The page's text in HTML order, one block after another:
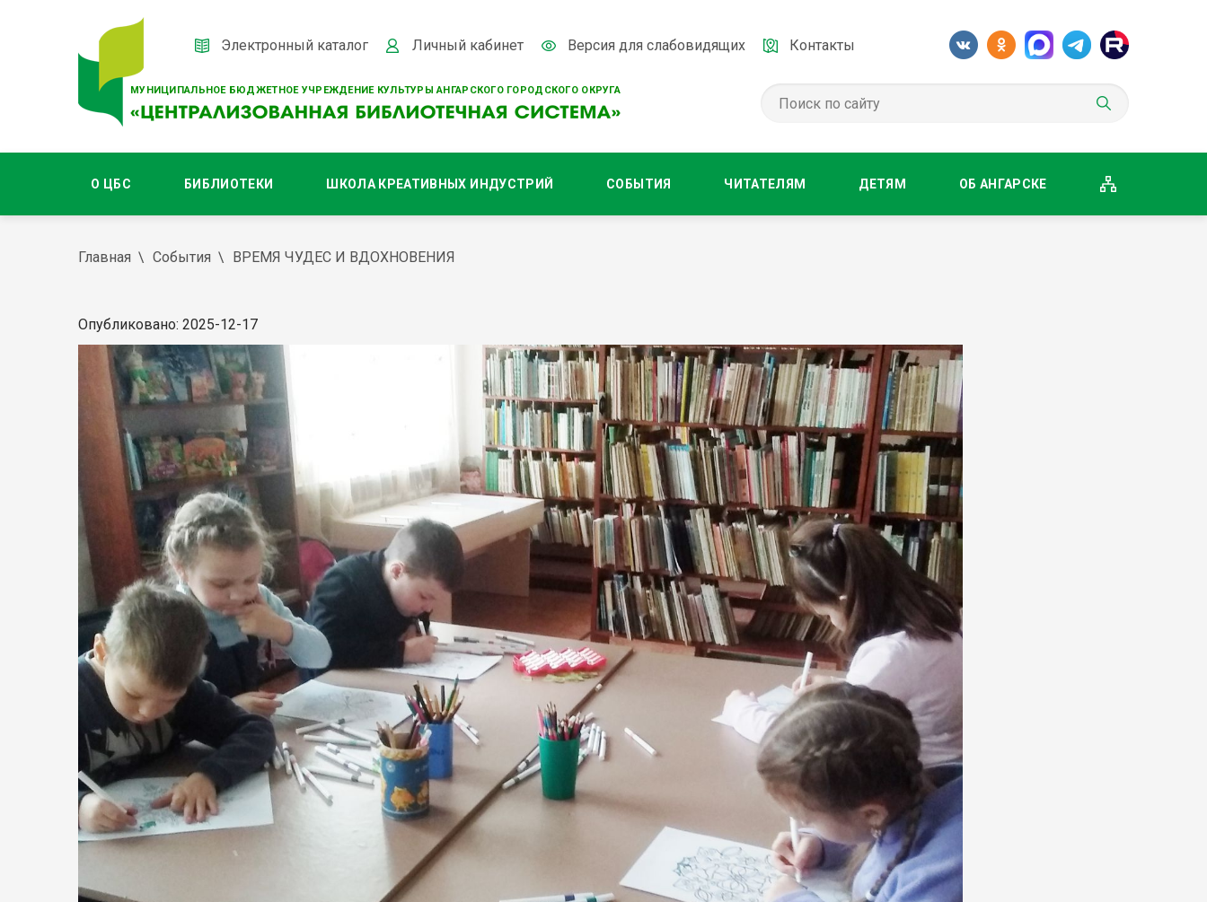
МУНИЦИПАЛЬНОЕ БЮДЖЕТНОЕ УЧРЕЖДЕНИЕ КУЛЬТУРЫ АНГАРСКОГО ГОРОДСКОГО ОКРУГА
Электронный каталог Личный кабинет Версия для слабовидящих Контакты
О ЦБС БИБЛИОТЕКИ ШКОЛА КРЕАТИВНЫХ ИНДУСТРИЙ СОБЫТИЯ ЧИТАТЕЛЯМ ДЕТЯМ ОБ АНГАРСКЕ
Главная События ВРЕМЯ ЧУДЕС И ВДОХНОВЕНИЯ
Опубликовано: 2025-12-17